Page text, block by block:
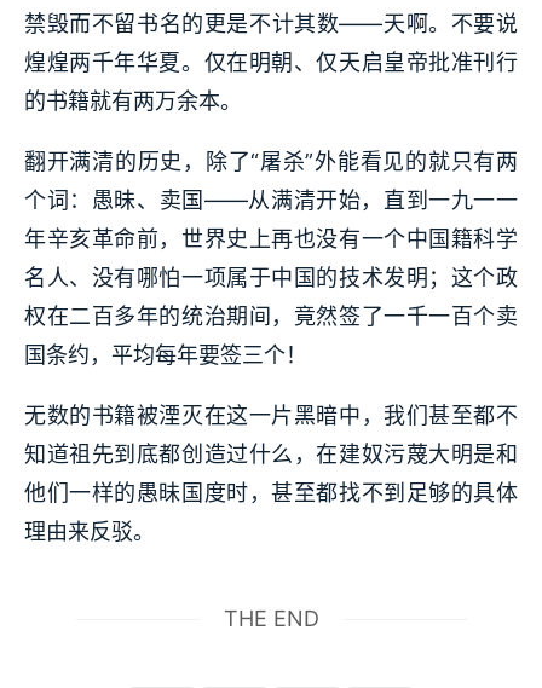
禁毁而不留书名的更是不计其数——天啊。不要说
煌煌两千年华夏。仅在明朝、仅天启皇帝批准刊行
的书籍就有两万余本。
翻开满清的历史，除了“屠杀”外能看见的就只有两
个词：愚昧、卖国——从满清开始，直到一九一一
年辛亥革命前，世界史上再也没有一个中国籍科学
名人、没有哪怕一项属于中国的技术发明；这个政
权在二百多年的统治期间，竟然签了一千一百个卖
国条约，平均每年要签三个！
无数的书籍被湮灭在这一片黑暗中，我们甚至都不
知道祖先到底都创造过什么，在建奴污蔑大明是和
他们一样的愚昧国度时，甚至都找不到足够的具体
理由来反驳。
THE END